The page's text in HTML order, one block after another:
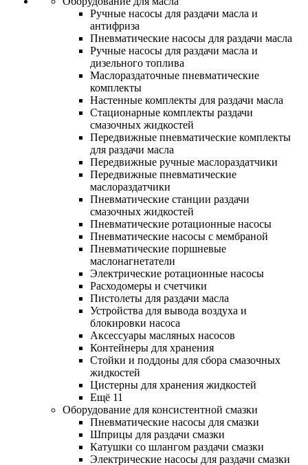
Ручные насосы для раздачи масла и
антифриза
Пневматические насосы для раздачи масла
Ручные насосы для раздачи масла и
дизельного топлива
Маслораздаточные пневматические
комплекты
Настенные комплекты для раздачи масла
Стационарные комплекты раздачи
смазочных жидкостей
Передвижные пневматические комплекты
для раздачи масла
Передвижные ручные маслораздатчики
Передвижные пневматические
маслораздатчики
Пневматические станции раздачи
смазочных жидкостей
Пневматические ротационные насосы
Пневматические насосы с мембраной
Пневматические поршневые
маслонагнетатели
Электрические ротационные насосы
Расходомеры и счетчики
Пистолеты для раздачи масла
Устройства для вывода воздуха и
блокировки насоса
Аксессуары масляных насосов
Контейнеры для хранения
Стойки и поддоны для сбора смазочных
жидкостей
Цистерны для хранения жидкостей
Ещё 11
Оборудование для консистентной смазки
Пневматические насосы для смазки
Шприцы для раздачи смазки
Катушки со шлангом раздачи смазки
Электрические насосы для раздачи смазки